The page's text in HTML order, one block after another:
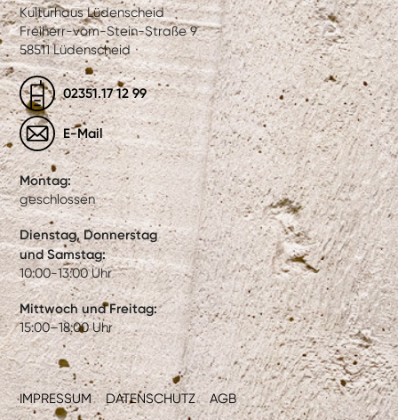
IMPRESSUM DATENSCHUTZ AGB
Kulturhaus Lüdenscheid
Freiherr-vom-Stein-Straße 9
58511 Lüdenscheid
02351.17 12 99
E-Mail
Montag:
geschlossen
Dienstag, Donnerstag
und Samstag:
10:00-13:00 Uhr
Mittwoch und Freitag:
15:00–18:00 Uhr